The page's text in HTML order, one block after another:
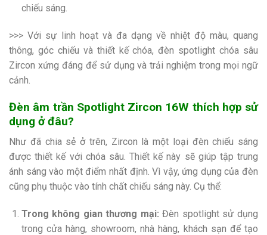
chiếu sáng.
>>> Với sự linh hoạt và đa dạng về nhiệt độ màu, quang
thông, góc chiếu và thiết kế chóa, đèn spotlight chóa sâu
Zircon xứng đáng để sử dụng và trải nghiệm trong mọi ngữ
cảnh.
Đèn âm trần Spotlight Zircon 16W thích hợp sử
dụng ở đâu?
Như đã chia sẻ ở trên, Zircon là một loại đèn chiếu sáng
được thiết kế với chóa sâu. Thiết kế này sẽ giúp tập trung
ánh sáng vào một điểm nhất định. Vì vậy, ứng dụng của đèn
cũng phụ thuộc vào tính chất chiếu sáng này. Cụ thể:
Trong không gian thương mại: Đèn spotlight sử dụng
trong cửa hàng, showroom, nhà hàng, khách sạn để tạo